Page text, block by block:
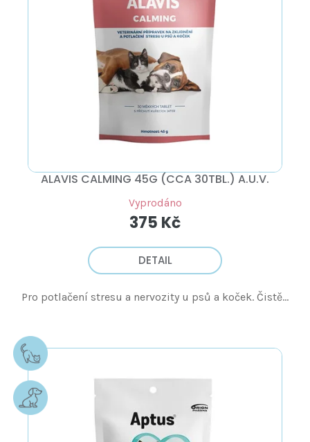
ALAVIS CALMING 45G (CCA 30TBL.) A.U.V.
Vyprodáno
375 Kč
DETAIL
Pro potlačení stresu a nervozity u psů a koček. Čistě...